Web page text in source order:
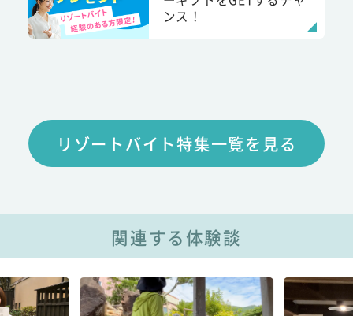
ンス！
リゾートバイト特集一覧を見る
関連する体験談